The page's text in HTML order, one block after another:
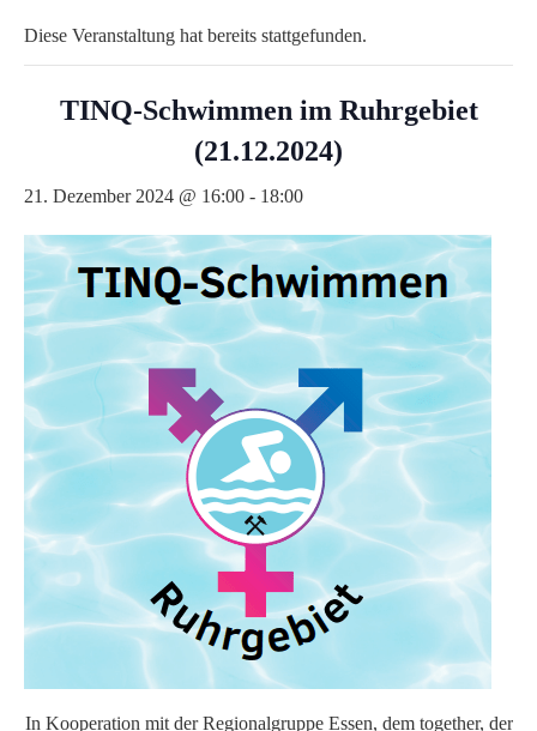
Diese Veranstaltung hat bereits stattgefunden.
TINQ-Schwimmen im Ruhrgebiet
(21.12.2024)
21. Dezember 2024 @ 16:00 - 18:00
In Kooperation mit der Regionalgruppe Essen, dem together, der